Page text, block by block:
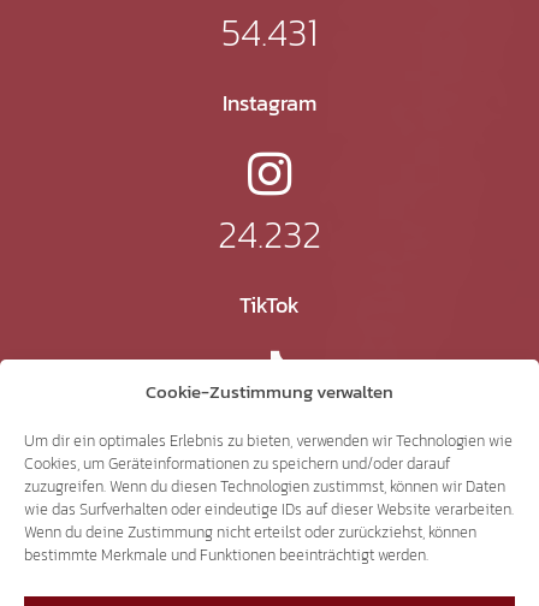
Cookie-Zustimmung verwalten
Um dir ein optimales Erlebnis zu bieten, verwenden wir Technologien wie
Cookies, um Geräteinformationen zu speichern und/oder darauf
zuzugreifen. Wenn du diesen Technologien zustimmst, können wir Daten
wie das Surfverhalten oder eindeutige IDs auf dieser Website verarbeiten.
Wenn du deine Zustimmung nicht erteilst oder zurückziehst, können
bestimmte Merkmale und Funktionen beeinträchtigt werden.
54.431
Instagram
24.232
TikTok
41.370
X